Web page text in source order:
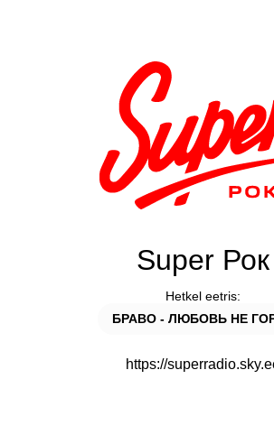
Super Рок
Hetkel eetris:
БРАВО - ЛЮБОВЬ НЕ
https://